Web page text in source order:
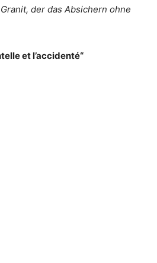
der das Absichern ohne
et l’accidenté“